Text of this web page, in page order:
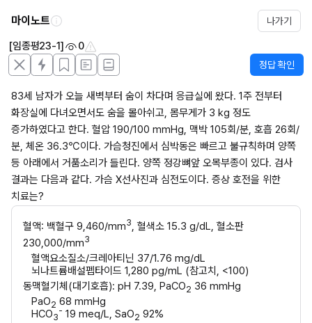
마이노트 나가기
[임종평23-1] 0
정답 확인
83세 남자가 오늘 새벽부터 숨이 차다며 응급실에 왔다. 1주 전부터
화장실에 다녀오면서도 숨을 몰아쉬고, 몸무게가 3 kg 정도
증가하였다고 한다. 혈압 190/100 mmHg, 맥박 105회/분, 호흡 26회/
분, 체온 36.3℃이다. 가슴청진에서 심박동은 빠르고 불규칙하며 양쪽
등 아래에서 거품소리가 들린다. 양쪽 정강뼈앞 오목부종이 있다. 검사
결과는 다음과 같다. 가슴 X선사진과 심전도이다. 증상 호전을 위한
치료는?
혈액: 백혈구 9,460/mm3, 혈색소 15.3 g/dL, 혈소판
230,000/mm3
혈액요소질소/크레아티닌 37/1.76 mg/dL
뇌나트륨배설펩타이드 1,280 pg/mL (참고치, <100)
동맥혈기체(대기호흡): pH 7.39, PaCO2 36 mmHg
PaO2 68 mmHg
HCO3
- 19 meq/L, SaO2 92%